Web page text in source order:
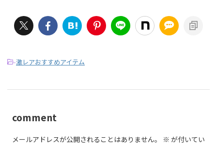
-激レアおすすめアイテム
comment
メールアドレスが公開されることはありません。 ※ が付いてい